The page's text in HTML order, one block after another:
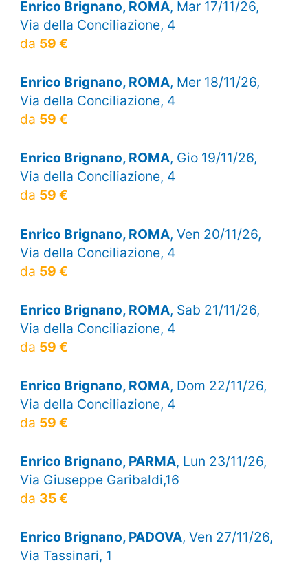
Enrico Brignano, ROMA, Mar 17/11/26,
Via della Conciliazione, 4
da 59 €
Enrico Brignano, ROMA, Mer 18/11/26,
Via della Conciliazione, 4
da 59 €
Enrico Brignano, ROMA, Gio 19/11/26,
Via della Conciliazione, 4
da 59 €
Enrico Brignano, ROMA, Ven 20/11/26,
Via della Conciliazione, 4
da 59 €
Enrico Brignano, ROMA, Sab 21/11/26,
Via della Conciliazione, 4
da 59 €
Enrico Brignano, ROMA, Dom 22/11/26,
Via della Conciliazione, 4
da 59 €
Enrico Brignano, PARMA, Lun 23/11/26,
Via Giuseppe Garibaldi,16
da 35 €
Enrico Brignano, PADOVA, Ven 27/11/26,
Via Tassinari, 1